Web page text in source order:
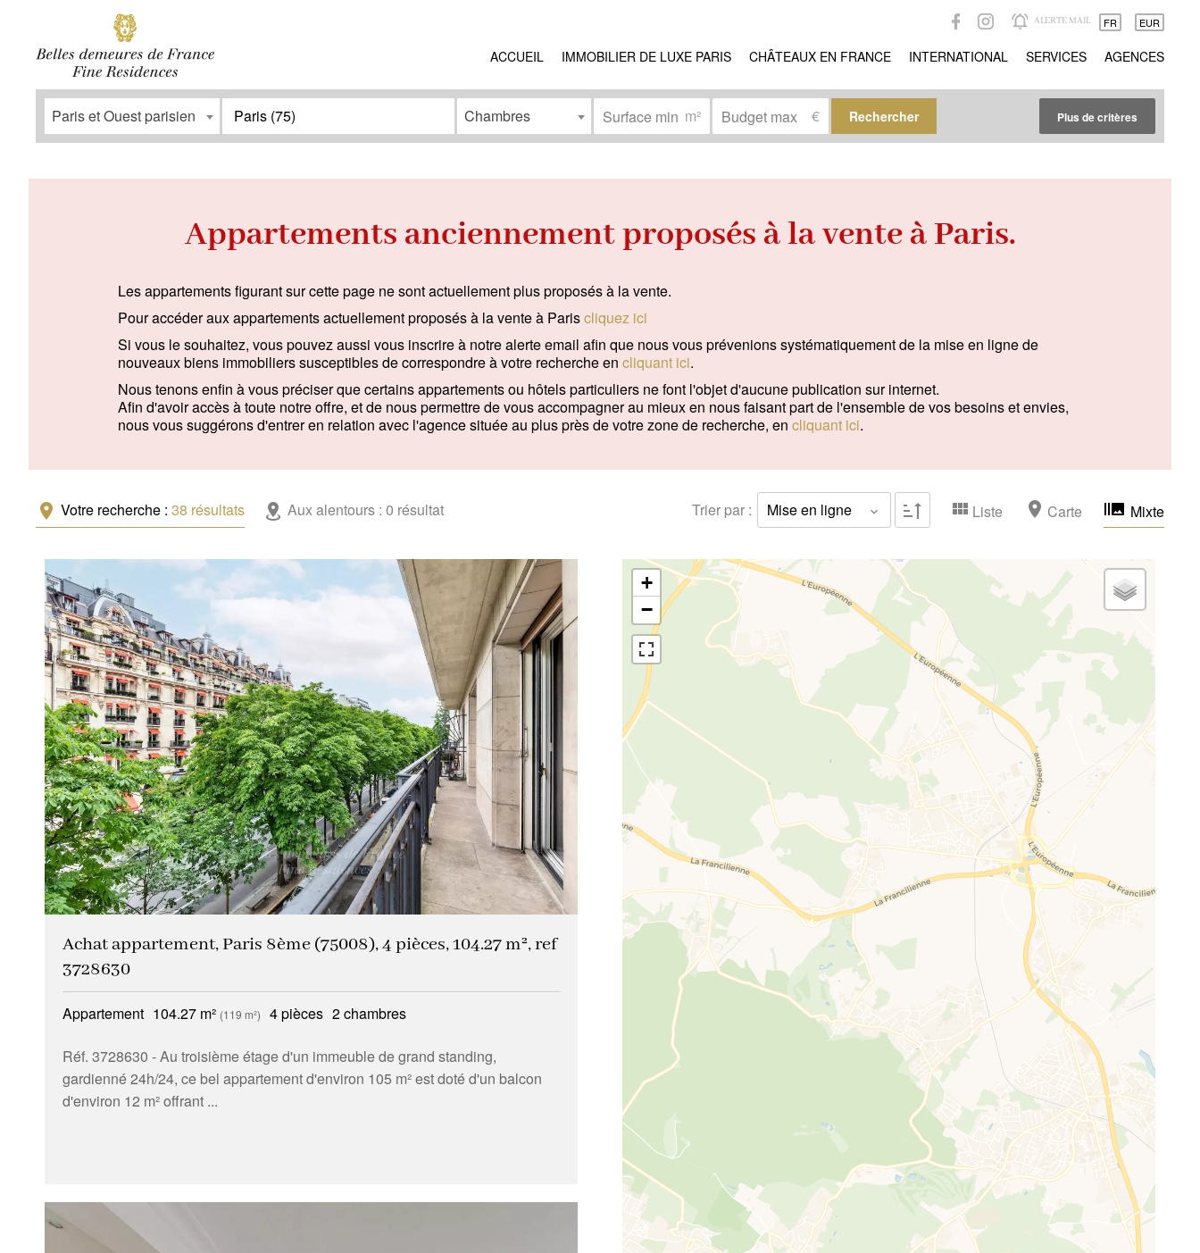
ACCUEIL IMMOBILIER DE LUXE PARIS CHÂTEAUX EN FRANCE INTERNATIONAL SERVICES AGENCES
Facebook
Instagram ALERTE MAIL
SOUSCRIRE FR EUR
Paris et Ouest parisien Paris (75) Chambres m² € Rechercher Plus de critères
Garage / Parking (0)
(0)
Stationnement (8)
Accès personne mobilité réduite (3)
Bon état (8) Idéal professions libérales
Trophy property (12)
Idéal familles (25)
Appartements anciennement proposés à la vente à Paris.
Les appartements figurant sur cette page ne sont actuellement plus proposés à la vente.
Pour accéder aux appartements actuellement proposés à la vente à Pariscliquez ici
Si vous le souhaitez, vous pouvez aussi vous inscrire à notre alerte email afin que nous vous prévenions systématiquement de la mise en ligne de
nouveaux biens immobiliers susceptibles de correspondre à votre recherche en cliquant ici.
Nous tenons enfin à vous préciser que certains appartements ou hôtels particuliers ne font l'objet d'aucune publication sur internet.
Afin d'avoir accès à toute notre offre, et de nous permettre de vous accompagner au mieux en nous faisant part de l'ensemble de vos besoins et envies,
nous vous suggérons d'entrer en relation avec l'agence située au plus près de votre zone de recherche, en cliquant ici.
Votre recherche : 38 résultats Aux alentours : 0 résultat Liste Carte Mixte
Trier par : Mise en ligne
Achat appartement, Paris 8ème (75008), 4 pièces, 104.27 m², ref
3728630
Appartement 104.27 m² (119 m²) 4 pièces 2 chambres
Réf. 3728630 - Au troisième étage d'un immeuble de grand standing,
gardienné 24h/24, ce bel appartement d'environ 105 m² est doté d'un balcon
d'environ 12 m² offrant ...
+
−